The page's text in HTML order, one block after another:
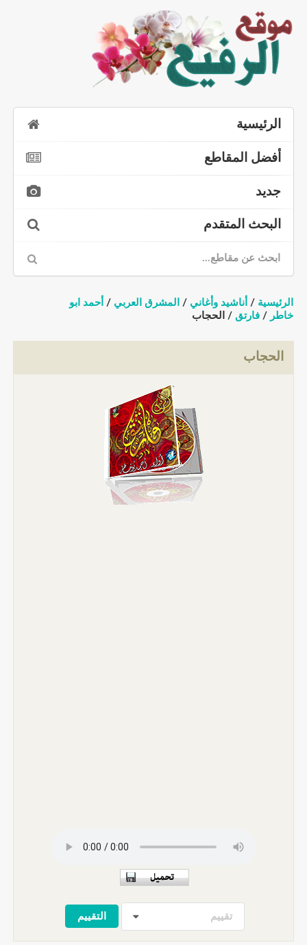
الرئيسية
أفضل المقاطع
جديد
البحث المتقدم
الرئيسية / أناشيد وأغاني / المشرق العربي / أحمد ابو
خاطر / فارتق / الحجاب
الحجاب
تقييم